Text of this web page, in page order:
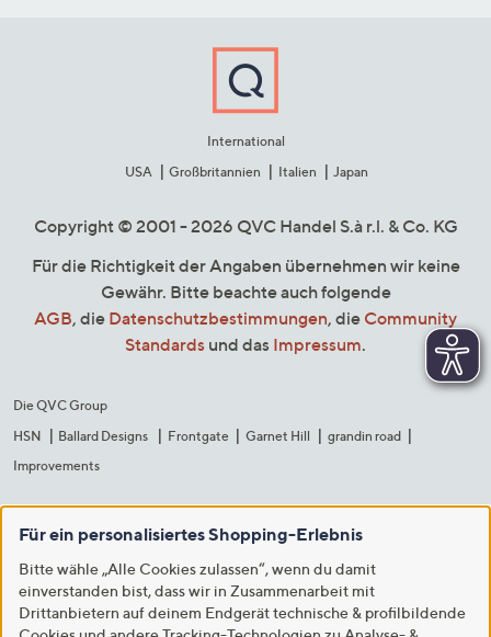
International
USA
Großbritannien Italien Japan
Copyright © 2001 - 2026 QVC Handel S.à r.l. & Co. KG
Für die Richtigkeit der Angaben übernehmen wir keine
Gewähr. Bitte beachte auch folgende
AGB, die Datenschutzbestimmungen, die Community
Standards und das Impressum.
Die QVC Group
HSN
Ballard Designs Frontgate Garnet Hill
grandin road
Improvements
Für ein personalisiertes Shopping-Erlebnis
Bitte wähle „Alle Cookies zulassen“, wenn du damit
einverstanden bist, dass wir in Zusammenarbeit mit
Drittanbietern auf deinem Endgerät technische & profilbildende